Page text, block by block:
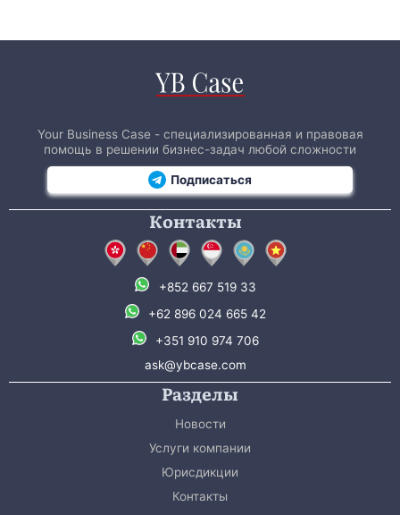
Your Business Case - специализированная и правовая
помощь в решении бизнес-задач любой сложности
Подписаться
Контакты
+852 667 519 33
+62 896 024 665 42
+351 910 974 706
ask@ybcase.com
Разделы
Новости
Услуги компании
Юрисдикции
Контакты